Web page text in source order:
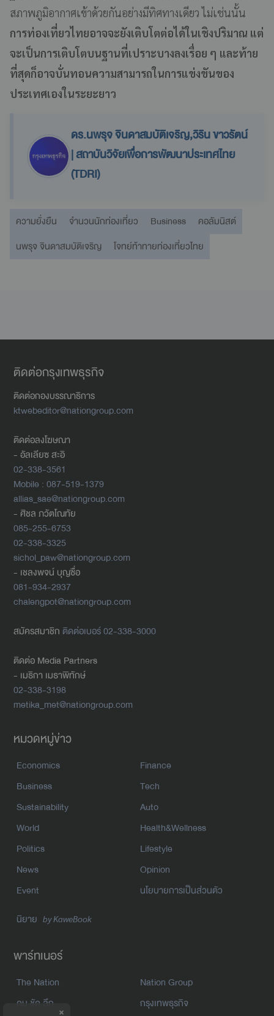
สภาพภูมิอากาศเข้าด้วยกันอย่างมีทิศทางเดียว ไม่เช่นนั้น
การท่องเที่ยวไทยอาจจะยังเติบโตต่อได้ในเชิงปริมาณ แต่
จะเป็นการเติบโตบนฐานที่เปราะบางลงเรื่อย ๆ และท้าย
ที่สุดก็อาจบั่นทอนความสามารถในการแข่งขันของ
ประเทศเองในระยะยาว
ดร.นพรุจ จินดาสมบัติเจริญ,วิริน ขาวรัตน์
| สถาบันวิจัยเพื่อการพัฒนาประเทศไทย
(TDRI)
ความยั่งยืน จำนวนนักท่องเที่ยว Business
คอลัมนิสต์
นพรุจ จินดาสมบัติเจริญ
โจทย์ท้าทายท่องเที่ยวไทย
ติดต่อกรุงเทพธุรกิจ
ติดต่อกองบรรณาธิการ
ktwebeditor@nationgroup.com
ติดต่อลงโฆษณา
- อัลเลียซ สะอิ
02-338-3561
Mobile : 087-519-1379
allias_sae@nationgroup.com
- ศิชล ภวัตโณทัย
085-255-6753
02-338-3325
sichol_paw@nationgroup.com
- เชลงพจน์ บุญซื่อ
081-934-2937
chalengpot@nationgroup.com
สมัครสมาชิก ติดต่อเบอร์ 02-338-3000
ติดต่อ Media Partners
- เมธิกา เมธาพิทักษ์
02-338-3198
metika_met@nationgroup.com
หมวดหมู่ข่าว
Economics
Finance
Business
Tech
Sustainability
Auto
World
Health&Wellness
Politics
Lifestyle
News
Opinion
Event
นโยบายการเป็นส่วนตัว
นิยาย by KaweBook
พาร์ทเนอร์
The Nation
Nation Group
คม ชัด ลึก
กรุงเทพธุรกิจ
×